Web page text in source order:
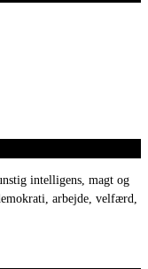
intelligens, magt og
arbejde, velfærd,